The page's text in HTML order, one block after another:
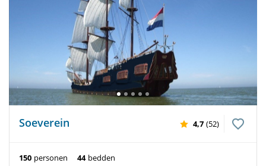
Soeverein 4,7 (52)
150 personen 44 bedden